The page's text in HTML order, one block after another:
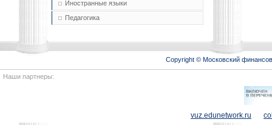
Иностранные языки
Педагогика
Copyright © Московский
Наши партнеры:
vuz.edunetwork.ru